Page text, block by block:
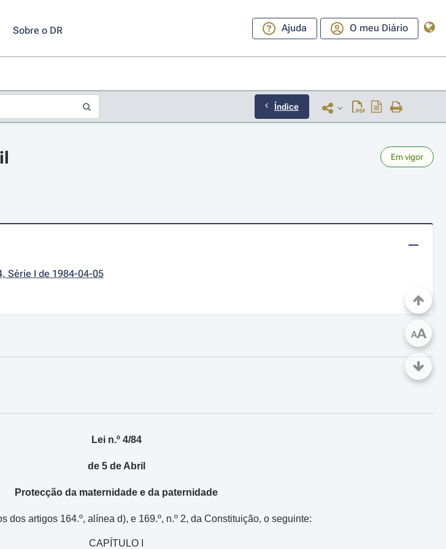
Sobre o DR Ajuda O meu Diário
Índice
Em vigor
Série I de 1984-04-05
Lei n.º 4/84
de 5 de Abril
Protecção da maternidade e da paternidade
dos artigos 164.º, alínea d), e 169.º, n.º 2, da Constituição, o seguinte:
CAPÍTULO I
AA